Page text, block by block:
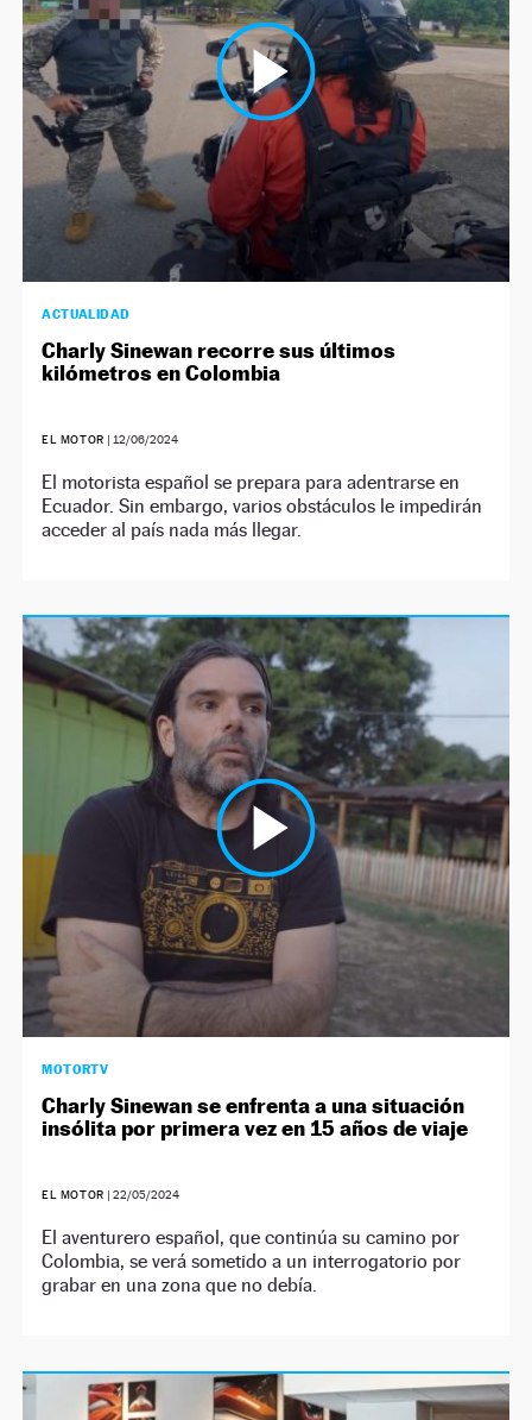
ACTUALIDAD
Charly Sinewan recorre sus últimos
kilómetros en Colombia
EL MOTOR | 12/06/2024
El motorista español se prepara para adentrarse en
Ecuador. Sin embargo, varios obstáculos le impedirán
acceder al país nada más llegar.
MOTORTV
Charly Sinewan se enfrenta a una situación
insólita por primera vez en 15 años de viaje
EL MOTOR |22/05/2024
El aventurero español, que continúa su camino por
Colombia, se verá sometido a un interrogatorio por
grabar en una zona que no debía.